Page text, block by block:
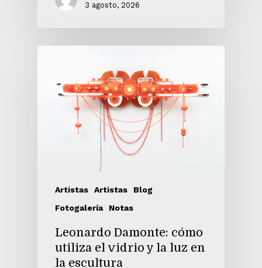
3 agosto, 2026
Artistas Artistas
Blog
Fotogalería
Notas
Leonardo Damonte: cómo
utiliza el vidrio y la luz en
la escultura